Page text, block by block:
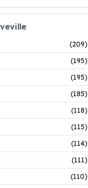
(209)
(195)
(195)
(185)
(118)
(115)
(114)
(111)
(110)